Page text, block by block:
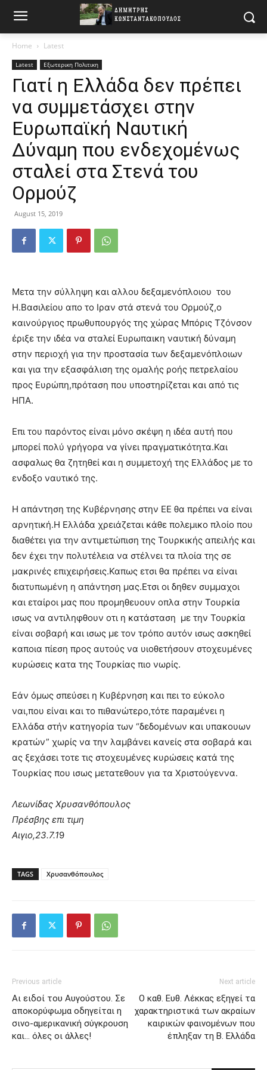
Home Latest
Latest Εξωτερικη Πολιτικη
Γιατί η Ελλάδα δεν πρέπει
να συμμετάσχει στην
Ευρωπαϊκή Ναυτική
Δύναμη που ενδεχομένως
σταλεί στα Στενά του
Ορμούζ
August 15, 2019
Μετα την σύλληψη και αλλου δεξαμενόπλοιου του
Η.Βασιλείου απο το Ιραν στά στενά του Ορμούζ,ο
καινούργιος πρωθυπουργός της χώρας Μπόρις Τζόνσον
έριξε την ιδέα να σταλεί Ευρωπαικη ναυτική δύναμη
στην περιοχή για την προστασία των δεξαμενόπλοιων
και για την εξασφάλιση της ομαλής ροής πετρελαίου
προς Ευρώπη,πρόταση που υποστηρίζεται και από τις
ΗΠΑ.
Επι του παρόντος είναι μόνο σκέψη η ιδέα αυτή που
μπορεί πολύ γρήγορα να γίνει πραγματικότητα.Και
ασφαλως θα ζητηθεί και η συμμετοχή της Ελλάδος με το
ενδοξο ναυτικό της.
Η απάντηση της Κυβέρνησης στην ΕΕ θα πρέπει να είναι
αρνητική.Η Ελλάδα χρειάζεται κάθε πολεμικο πλοίο που
διαθέτει για την αντιμετώπιση της Τουρκικής απειλής και
δεν έχει την πολυτέλεια να στέλνει τα πλοία της σε
μακρινές επιχειρήσεις.Καπως ετσι θα πρέπει να είναι
διατυπωμένη η απάντηση μας.Ετσι οι δηθεν συμμαχοι
και εταίροι μας που προμηθευουν οπλα στην Τουρκία
ισως να αντιληφθουν οτι η κατάσταση με την Τουρκία
είναι σοβαρή και ισως με τον τρόπο αυτόν ισως ασκηθεί
καποια πίεση προς αυτούς να υιοθετήσουν στοχευμένες
κυρώσεις κατα της Τουρκίας πιο νωρίς.
Εάν όμως σπεύσει η Κυβέρνηση και πει το εύκολο
ναι,που είναι και το πιθανώτερο,τότε παραμένει η
Ελλάδα στήν κατηγορία των “δεδομένων και υπακουων
κρατών” χωρίς να την λαμβάνει κανείς στα σοβαρά και
ας ξεχάσει τοτε τις στοχευμένες κυρώσεις κατά της
Τουρκίας που ισως μετατεθουν για τα Χριστούγεννα.
Λεωνίδας Χρυσανθόπουλος
Πρέσβης επι τιμη
Αιγιο,23.7.19
TAGS Χρυσανθόπουλος
Previous article
Aι ειδοί του Αυγούστου. Σε
αποκορύφωμα οδηγείται η
σινο-αμερικανική σύγκρουση
και… όλες οι άλλες!
Next article
Ο καθ. Ευθ. Λέκκας εξηγεί τα
χαρακτηριστικά των ακραίων
καιρικών φαινομένων που
έπληξαν τη Β. Ελλάδα